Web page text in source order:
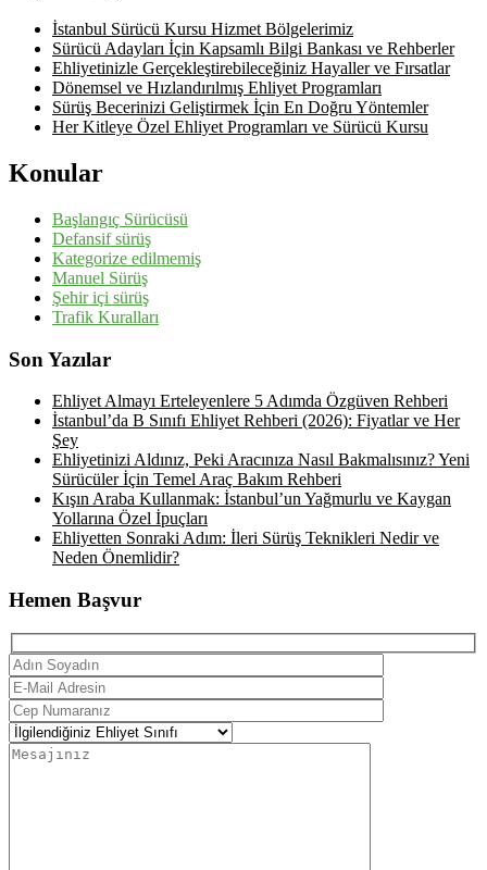
İstanbul Sürücü Kursu Hizmet Bölgelerimiz
Sürücü Adayları İçin Kapsamlı Bilgi Bankası ve Rehberler
Ehliyetinizle Gerçekleştirebileceğiniz Hayaller ve Fırsatlar
Dönemsel ve Hızlandırılmış Ehliyet Programları
Sürüş Becerinizi Geliştirmek İçin En Doğru Yöntemler
Her Kitleye Özel Ehliyet Programları ve Sürücü Kursu
Konular
Başlangıç Sürücüsü
Defansif sürüş
Kategorize edilmemiş
Manuel Sürüş
Şehir içi sürüş
Trafik Kuralları
Son Yazılar
Ehliyet Almayı Erteleyenlere 5 Adımda Özgüven Rehberi
İstanbul’da B Sınıfı Ehliyet Rehberi (2026): Fiyatlar ve Her
Şey
Ehliyetinizi Aldınız, Peki Aracınıza Nasıl Bakmalısınız? Yeni
Sürücüler İçin Temel Araç Bakım Rehberi
Kışın Araba Kullanmak: İstanbul’un Yağmurlu ve Kaygan
Yollarına Özel İpuçları
Ehliyetten Sonraki Adım: İleri Sürüş Teknikleri Nedir ve
Neden Önemlidir?
Hemen Başvur